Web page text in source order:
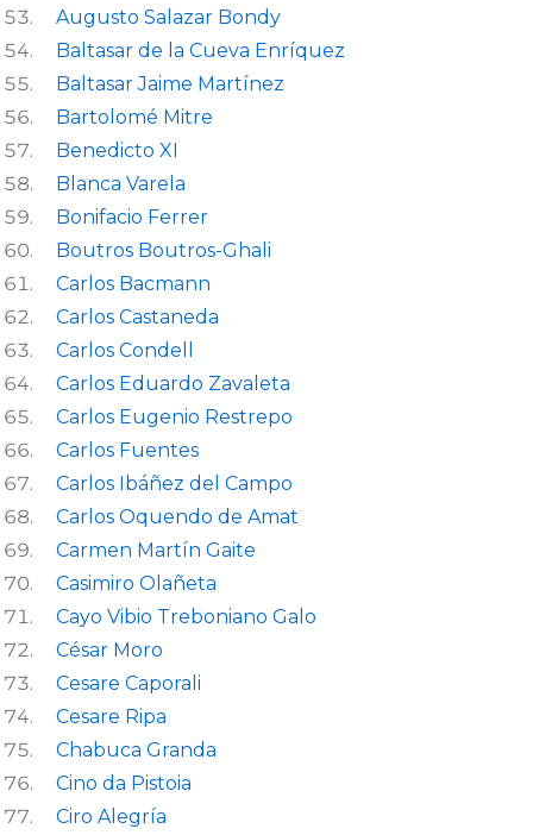
Augusto Salazar Bondy
Baltasar de la Cueva Enríquez
Baltasar Jaime Martínez
Bartolomé Mitre
Benedicto XI
Blanca Varela
Bonifacio Ferrer
Boutros Boutros-Ghali
Carlos Bacmann
Carlos Castaneda
Carlos Condell
Carlos Eduardo Zavaleta
Carlos Eugenio Restrepo
Carlos Fuentes
Carlos Ibáñez del Campo
Carlos Oquendo de Amat
Carmen Martín Gaite
Casimiro Olañeta
Cayo Vibio Treboniano Galo
César Moro
Cesare Caporali
Cesare Ripa
Chabuca Granda
Cino da Pistoia
Ciro Alegría